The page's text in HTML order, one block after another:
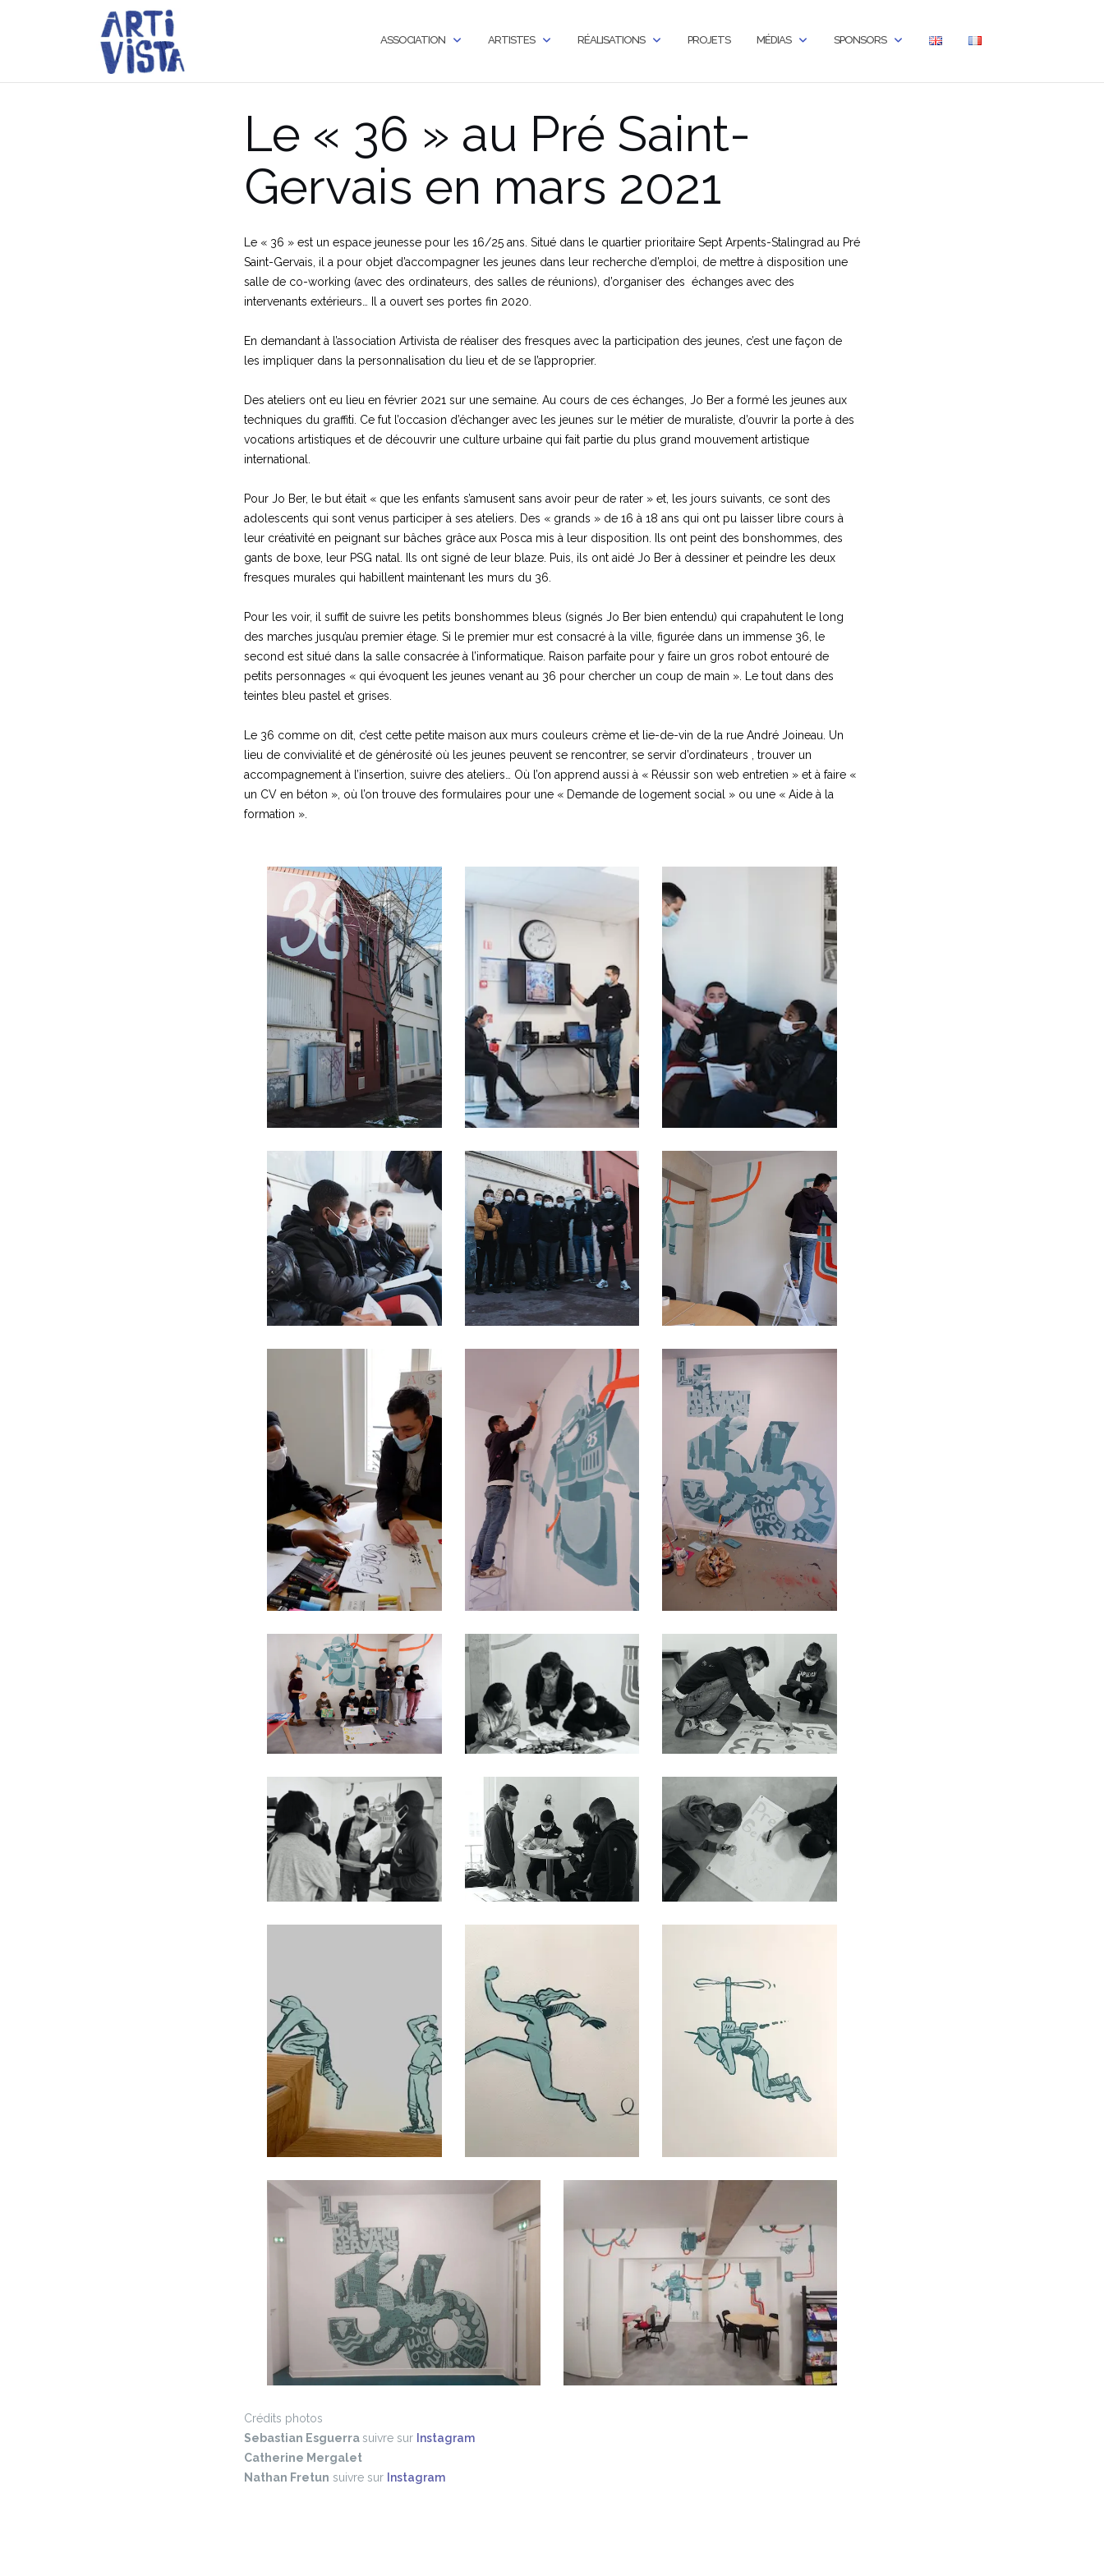
ASSOCIATION ARTISTES RÉALISATIONS PROJETS MÉDIAS SPONSORS
Le « 36 » au Pré Saint-
Gervais en mars 2021
Le « 36 » est un espace jeunesse pour les 16/25 ans. Situé dans le quartier prioritaire Sept Arpents-Stalingrad au Pré
Saint-Gervais, il a pour objet d’accompagner les jeunes dans leur recherche d’emploi, de mettre à disposition une
salle de co-working (avec des ordinateurs, des salles de réunions), d’organiser des échanges avec des
intervenants extérieurs… Il a ouvert ses portes fin 2020.
En demandant à l’association Artivista de réaliser des fresques avec la participation des jeunes, c’est une façon de
les impliquer dans la personnalisation du lieu et de se l’approprier.
Des ateliers ont eu lieu en février 2021 sur une semaine. Au cours de ces échanges, Jo Ber a formé les jeunes aux
techniques du graffiti. Ce fut l’occasion d’échanger avec les jeunes sur le métier de muraliste, d’ouvrir la porte à des
vocations artistiques et de découvrir une culture urbaine qui fait partie du plus grand mouvement artistique
international.
Pour Jo Ber, le but était « que les enfants s’amusent sans avoir peur de rater » et, les jours suivants, ce sont des
adolescents qui sont venus participer à ses ateliers. Des « grands » de 16 à 18 ans qui ont pu laisser libre cours à
leur créativité en peignant sur bâches grâce aux Posca mis à leur disposition. Ils ont peint des bonshommes, des
gants de boxe, leur PSG natal. Ils ont signé de leur blaze. Puis, ils ont aidé Jo Ber à dessiner et peindre les deux
fresques murales qui habillent maintenant les murs du 36.
Pour les voir, il suffit de suivre les petits bonshommes bleus (signés Jo Ber bien entendu) qui crapahutent le long
des marches jusqu’au premier étage. Si le premier mur est consacré à la ville, figurée dans un immense 36, le
second est situé dans la salle consacrée à l’informatique. Raison parfaite pour y faire un gros robot entouré de
petits personnages « qui évoquent les jeunes venant au 36 pour chercher un coup de main ». Le tout dans des
teintes bleu pastel et grises.
Le 36 comme on dit, c’est cette petite maison aux murs couleurs crème et lie-de-vin de la rue André Joineau. Un
lieu de convivialité et de générosité où les jeunes peuvent se rencontrer, se servir d’ordinateurs , trouver un
accompagnement à l’insertion, suivre des ateliers… Où l’on apprend aussi à « Réussir son web entretien » et à faire «
un CV en béton », où l’on trouve des formulaires pour une « Demande de logement social » ou une « Aide à la
formation ».
Crédits photos
Sebastian Esguerrasuivre sur Instagram
Catherine Mergalet
Nathan Fretun suivre sur Instagram